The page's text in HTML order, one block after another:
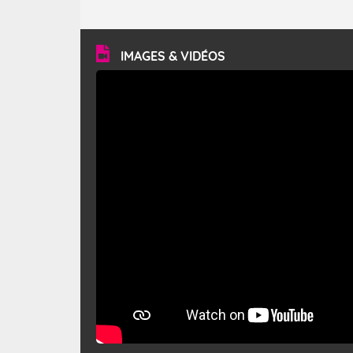
vitesse moyenne de 50 km/h et atteindre 80 à 100 km/h
en rafales, parfois davantage. Il parcourt la basse vallée
du Rhône et la Provence et envahit le littoral
méditerranéen à partir de la Camargue.
IMAGES & VIDÉOS